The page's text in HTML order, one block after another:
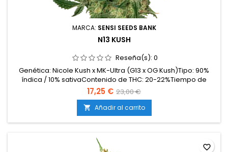
MARCA: SENSI SEEDS BANK
N13 KUSH
Reseña(s): 0
Genética: Nicole Kush x MK-Ultra (G13 x OG Kush)Tipo: 90%
índica / 10% sativaContenido de THC: 20-22%Tiempo de
floración: 7-8 semanas en interiorCosecha en
exterior: Finales de septiembreProducción en interior: hasta
500 g/m²Producción en exterior: más de 600
g/plantaAltura: 80-120 cm en interior; hasta 180 cm en
exteriorAromas y...
17,25 € 23,00 €
 Añadir al carrito
favorite_border